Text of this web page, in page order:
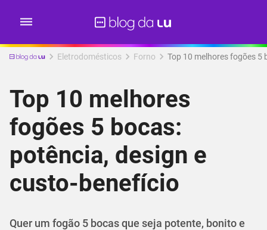
Eletrodomésticos Forno Top 10 melhores fogões 5
Top 10 melhores
fogões 5 bocas:
potência, design e
custo-benefício
Quer um fogão 5 bocas que seja potente, bonito e